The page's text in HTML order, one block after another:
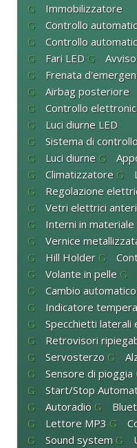
Immobilizzatore
Controllo
Controllo
Fari LED
Frenata
Airbag posteriore
Controllo
Luci diurne LED
Sistema di
Luci diurne
Climatizzatore
Regolazione
Vetri elettrici
Interni in
Vernice
Hill Holder
Volante in pelle
Cambio automatico
Indicatore
Specchietti laterali
Retrovisori
Servosterzo
Sensore di pioggia
Start/Stop
Autoradio
Lettore MP3
Sound system